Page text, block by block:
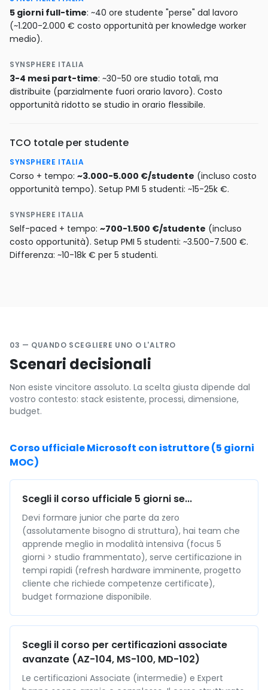
5 giorni full-time: ~40 ore studente "perse" dal lavoro
(~1.200-2.000 € costo opportunità per knowledge worker
medio).
SYNSPHERE ITALIA
3-4 mesi part-time: ~30-50 ore studio totali, ma
distribuite (parzialmente fuori orario lavoro). Costo
opportunità ridotto se studio in orario flessibile.
TCO totale per studente
SYNSPHERE ITALIA
Corso + tempo: ~3.000-5.000 €/studente (incluso costo
opportunità tempo). Setup PMI 5 studenti: ~15-25k €.
SYNSPHERE ITALIA
Self-paced + tempo: ~700-1.500 €/studente (incluso
costo opportunità). Setup PMI 5 studenti: ~3.500-7.500 €.
Differenza: ~10-18k € per 5 studenti.
03 — QUANDO SCEGLIERE UNO O L'ALTRO
Scenari decisionali
Non esiste vincitore assoluto. La scelta giusta dipende dal
vostro contesto: stack esistente, processi, dimensione,
budget.
Corso ufficiale Microsoft con istruttore (5 giorni
MOC)
Scegli il corso ufficiale 5 giorni se...
Devi formare junior che parte da zero
(assolutamente bisogno di struttura), hai team che
apprende meglio in modalità intensiva (focus 5
giorni > studio frammentato), serve certificazione in
tempi rapidi (refresh hardware imminente, progetto
cliente che richiede competenze certificate),
budget formazione disponibile.
Scegli il corso per certificazioni associate
avanzate (AZ-104, MS-100, MD-102)
Le certificazioni Associate (intermedie) e Expert